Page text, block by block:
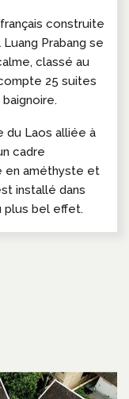
construite
Prabang se
classé au
25 suites
du Laos alliée à
cadre
en améthyste et
installé dans
plus bel effet.